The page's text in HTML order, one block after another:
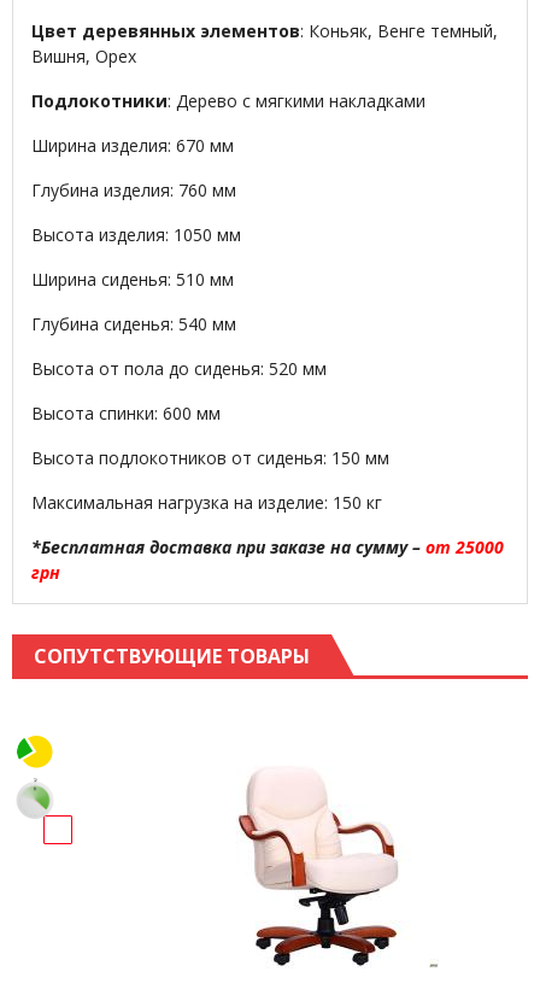
Цвет деревянных элементов: Коньяк, Венге темный,
Вишня, Орех
Подлокотники: Дерево с мягкими накладками
Ширина изделия: 670 мм
Глубина изделия: 760 мм
Высота изделия: 1050 мм
Ширина сиденья: 510 мм
Глубина сиденья: 540 мм
Высота от пола до сиденья: 520 мм
Высота спинки: 600 мм
Высота подлокотников от сиденья: 150 мм
Максимальная нагрузка на изделие: 150 кг
*Бесплатная доставка при заказе на сумму – от 25000
грн
СОПУТСТВУЮЩИЕ ТОВАРЫ